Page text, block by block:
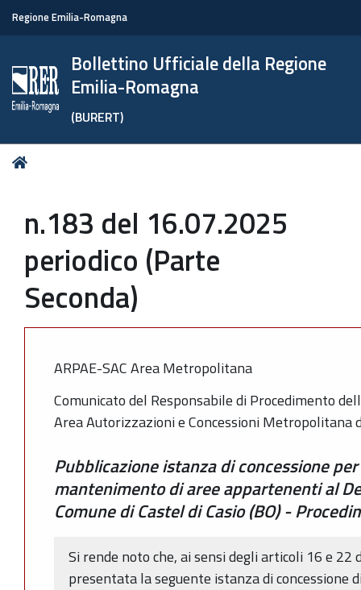
Regione Emilia-Romagna
Bollettino Ufficiale della Regione
Emilia-Romagna
(BURERT)
Tu
n.183 del 16.07.2025
periodico (Parte
Seconda)
ARPAE-SAC Area Metropolitana
Comunicato del Responsabile di Procedimento
Area Autorizzazioni e Concessioni Metropolitana
Pubblicazione istanza di concessione
mantenimento di aree appartenenti al
Comune di Castel di Casio (BO) -
Si rende noto che, ai sensi degli articoli 16 e 22
presentata la seguente istanza di concessione